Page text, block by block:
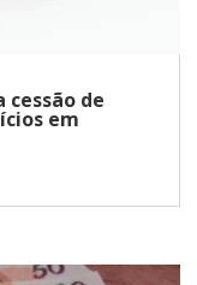
de
em